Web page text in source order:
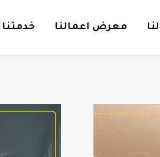
معرض اعمالنا خدمتنا